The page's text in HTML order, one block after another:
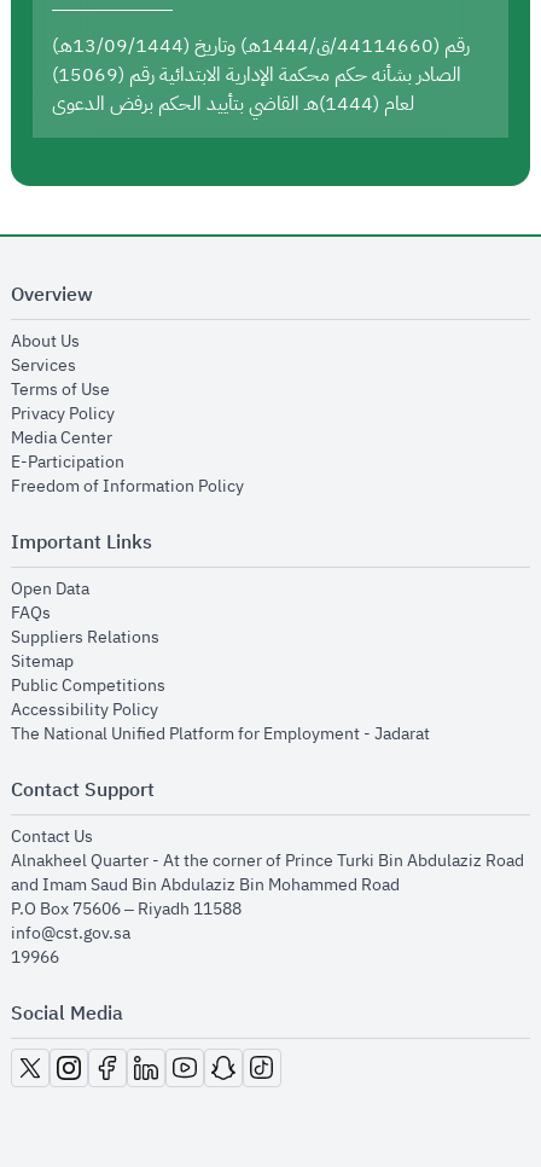
رقم (44114660/ق/1444هـ) وتاريخ (13/09/1444هـ)
الصادر بشأنه حكم محكمة الإدارية الابتدائية رقم (15069)
لعام (1444)هـ القاضي بتأييد الحكم برفض الدعوى
Overview
About Us
Services
Terms of Use
Privacy Policyopens in new window
Media Centeropens in new window
E-Participation
Freedom of Information Policyopens in new window
Important Links
Open Dataopens in new window
FAQs
Suppliers Relations
Sitemapopens in new window
Public Competitions
Accessibility Policyopens in new window
The National Unified Platform for Employment - Jadaratopens in new
Contact Support
Contact Us
Alnakheel Quarter - At the corner of Prince Turki Bin Abdulaziz Road
and Imam Saud Bin Abdulaziz Bin Mohammed Road​
P.O Box 75606 – Riyadh 11588
info@cst.gov.sa
19966
Social Media
opens in new window
opens in new window
opens in new window
opens in new window
opens in new window
opens in new window
opens in new window